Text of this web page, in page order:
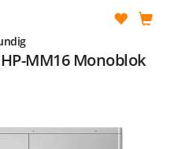
MM16 Monoblok